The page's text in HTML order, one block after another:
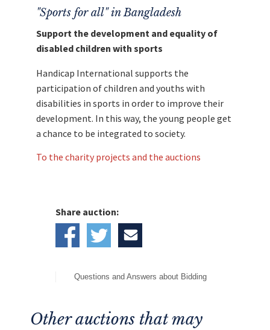
"Sports for all" in Bangladesh
Support the development and equality of
disabled children with sports
Handicap International supports the
participation of children and youths with
disabilities in sports in order to improve their
development. In this way, the young people get
a chance to be integrated to society.
To the charity projects and the auctions
Share auction:
Questions and Answers about Bidding
Other auctions that may